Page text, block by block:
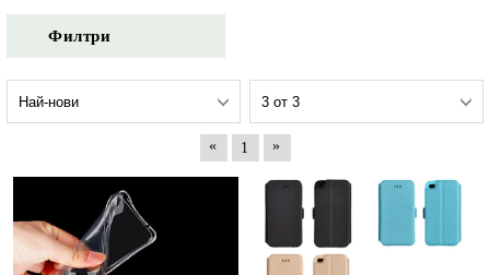
Филтри
« 1 »